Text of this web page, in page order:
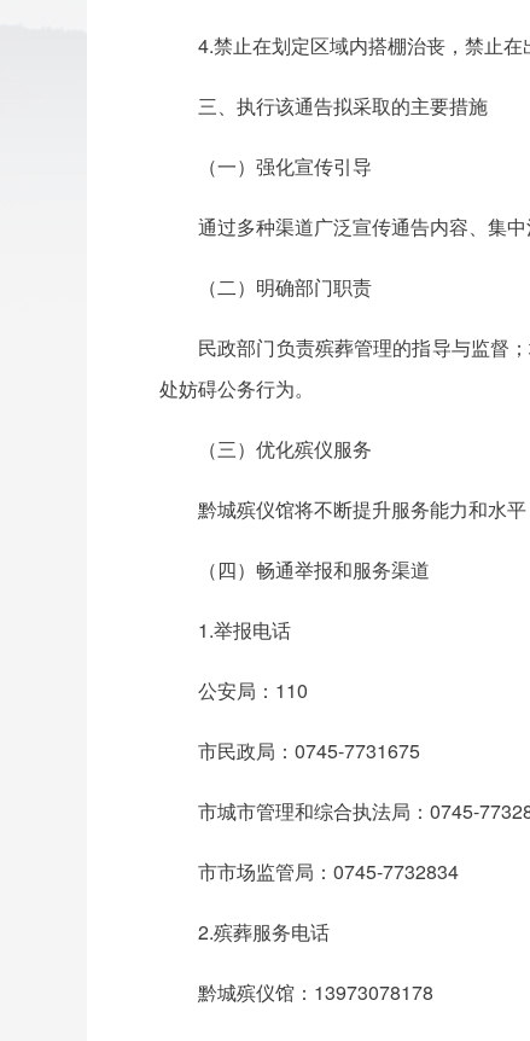
4.禁止在划定区域内搭棚治丧，禁止在
三、执行该通告拟采取的主要措施
（一）强化宣传引导
通过多种渠道广泛宣传通告内容、集
（二）明确部门职责
民政部门负责殡葬管理的指导与监督
处妨碍公务行为。
（三）优化殡仪服务
黔城殡仪馆将不断提升服务能力和水
（四）畅通举报和服务渠道
1.举报电话
公安局：110
市民政局：0745-7731675
市城市管理和综合执法局：0745-
市市场监管局：0745-7732834
2.殡葬服务电话
黔城殡仪馆：13973078178